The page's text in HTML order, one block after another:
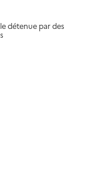
détenue par des